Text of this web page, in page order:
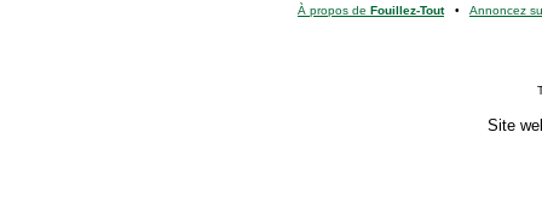
À propos de Fouillez-Tout• Annoncez
Site